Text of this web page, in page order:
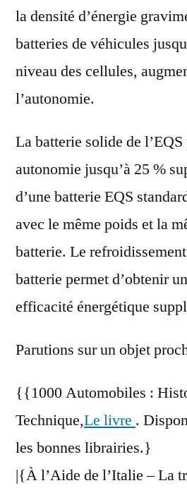
la densité d’énergie
batteries de véhicules
niveau des cellules,
l’autonomie.
La batterie solide de l’EQS
autonomie jusqu’à 25 %
d’une batterie EQS
avec le même poids et la
batterie. Le
batterie permet d’obtenir
efficacité énergétique
Parutions sur un objet
{{1000 Automobiles :
Technique,Le livre .
les bonnes librairies.}
|{À l’Aide de l’Italie – La